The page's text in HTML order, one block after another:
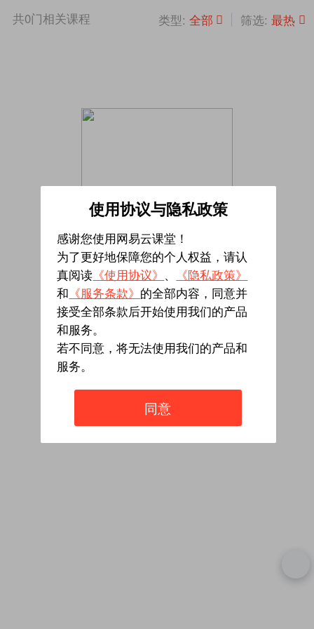
共0门相关课程 类型: 全部 筛选: 最热
暂无相关课程
使用协议与隐私政策
感谢您使用网易云课堂！
为了更好地保障您的个人权益，请认
真阅读 《使用协议》 、
《隐私政策》
和 《服务条款》 的全部内容，同意并
接受全部条款后开始使用我们的产品
和服务。
若不同意，将无法使用我们的产品和
服务。
同意